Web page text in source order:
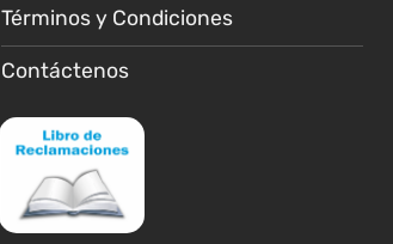
de
producto
Términos y Condiciones
Contáctenos